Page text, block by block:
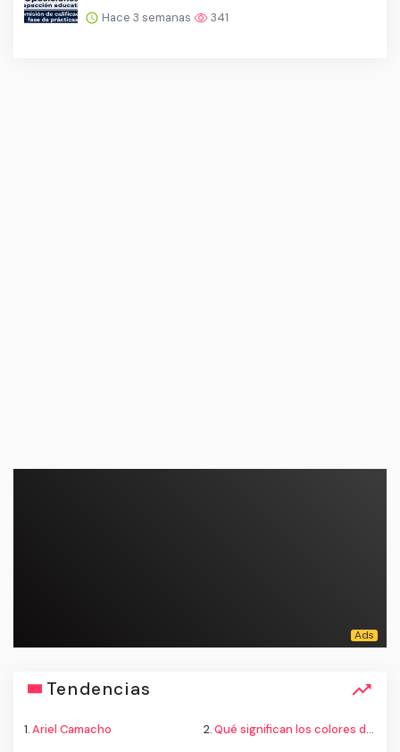
Hace 3 semanas 341
Tendencias
1.Ariel Camacho 2.Qué significan los colores de la bandera